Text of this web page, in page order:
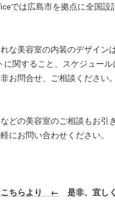
では広島市を拠点に全国
な美容室の内装のデザイン
関すること、スケジュール
お問合せ、ご相談ください。
どの美容室のご相談もお引
にお問い合わせください。
こちらより ← 是非、宜し